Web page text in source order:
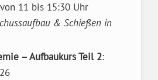
11 bis 15:30 Uhr
& Schießen in
– Aufbaukurs Teil 2: